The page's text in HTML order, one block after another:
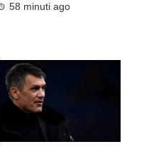
58 minuti ago